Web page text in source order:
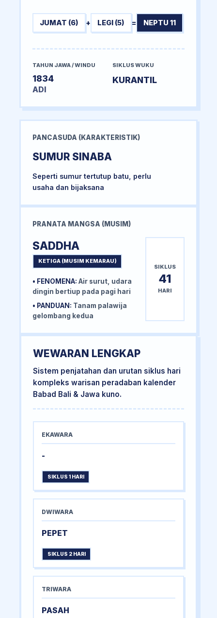
JUMAT (6) + LEGI (5) = NEPTU 11
TAHUN JAWA / WINDU
1834
ADI
SIKLUS WUKU
KURANTIL
PANCASUDA (KARAKTERISTIK)
SUMUR SINABA
Seperti sumur tertutup batu, perlu
usaha dan bijaksana
PRANATA MANGSA (MUSIM)
SADDHA
KETIGA (MUSIM KEMARAU)
• FENOMENA: Air surut, udara
dingin bertiup pada pagi hari
• PANDUAN: Tanam palawija
gelombang kedua
SIKLUS
41
HARI
WEWARAN LENGKAP
Sistem penjatahan dan urutan siklus hari
kompleks warisan peradaban kalender
Babad Bali & Jawa kuno.
EKAWARA
-
SIKLUS 1 HARI
DWIWARA
PEPET
SIKLUS 2 HARI
TRIWARA
PASAH